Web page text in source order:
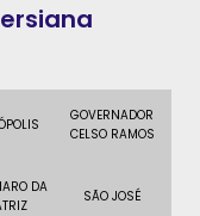
GOVERNADOR
CELSO RAMOS
DA
SÃO JOSÉ